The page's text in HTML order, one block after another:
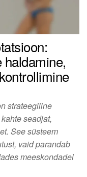
haldamine,
strateegiline
seadjat,
See süsteem
vaid parandab
meeskondadel